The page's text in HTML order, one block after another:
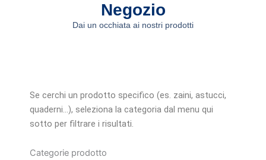
Negozio
Dai un occhiata ai nostri prodotti
Se cerchi un prodotto specifico (es. zaini, astucci,
quaderni…), seleziona la categoria dal menu qui
sotto per filtrare i risultati.
Categorie prodotto